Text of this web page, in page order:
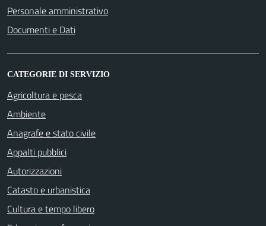
Personale amministrativo
Documenti e Dati
CATEGORIE DI SERVIZIO
Agricoltura e pesca
Ambiente
Anagrafe e stato civile
Appalti pubblici
Autorizzazioni
Catasto e urbanistica
Cultura e tempo libero